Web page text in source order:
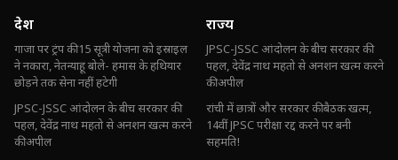
देश
गाजा पर ट्रंप की 15 सूत्री योजना को इस्राइल
ने नकारा, नेतन्याहू बोले- हमास के हथियार
छोड़ने तक सेना नहीं हटेगी
JPSC-JSSC आंदोलन के बीच सरकार की
पहल, देवेंद्र नाथ महतो से अनशन खत्म करने
की अपील
राज्य
JPSC-JSSC आंदोलन के बीच सरकार की
पहल, देवेंद्र नाथ महतो से अनशन खत्म करने
की अपील
रांची में छात्रों और सरकार की बैठक खत्म,
14वीं JPSC परीक्षा रद्द करने पर बनी
सहमति!